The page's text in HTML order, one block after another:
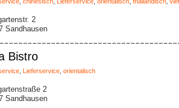
2
Sandhausen
Bistro
Lieferservice orientalisch
2
Sandhausen